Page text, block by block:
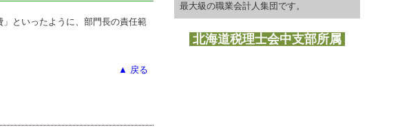
といったように、部門長の責任範
▲ 戻る
最大級の職業会計人集団です。
北海道税理士会中支部所属